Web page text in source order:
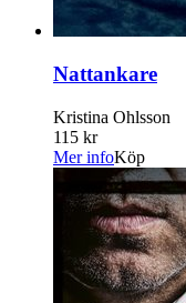
Nattankare
Kristina Ohlsson
115 kr
Mer infoKöp